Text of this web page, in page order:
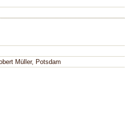
Müller, Potsdam